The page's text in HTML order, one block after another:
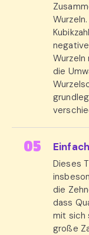
die
Dieses
die
dass
mit sich
große